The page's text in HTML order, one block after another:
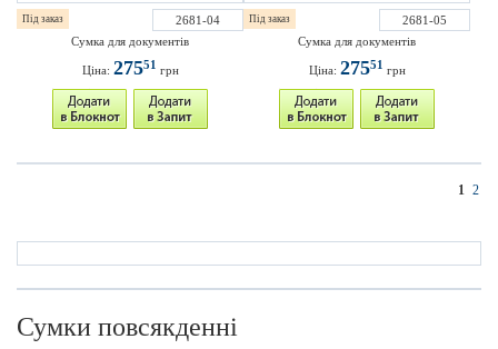
Під заказ
2681-04
Сумка для документів
Ціна: 27551 грн
Під заказ
2681-05
Сумка для документів
Ціна: 27551 грн
1 2
Сумки повсякденні